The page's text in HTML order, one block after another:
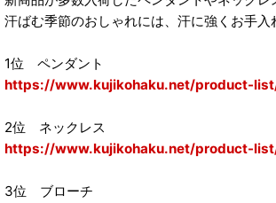
汗ばむ季節のおしゃれには、汗に強くお手入
1位 ペンダント
https://www.kujikohaku.net/product-
2位 ネックレス
https://www.kujikohaku.net/product-
3位 ブローチ